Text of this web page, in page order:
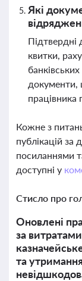
Які
квитки,
документи,
працівника
Кожне з
публікацій
посиланнями
доступні у
Стисло про
Оновлені
за
та